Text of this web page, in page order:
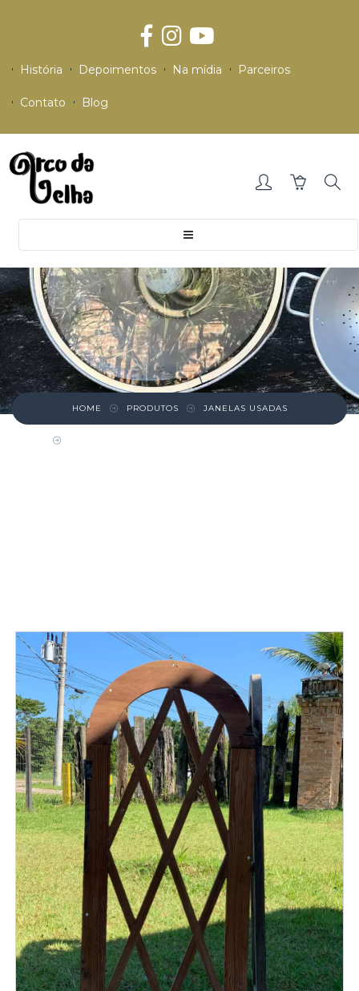
História Depoimentos Na mídia Parceiros
Contato Blog
HOME PRODUTOS JANELAS USADAS